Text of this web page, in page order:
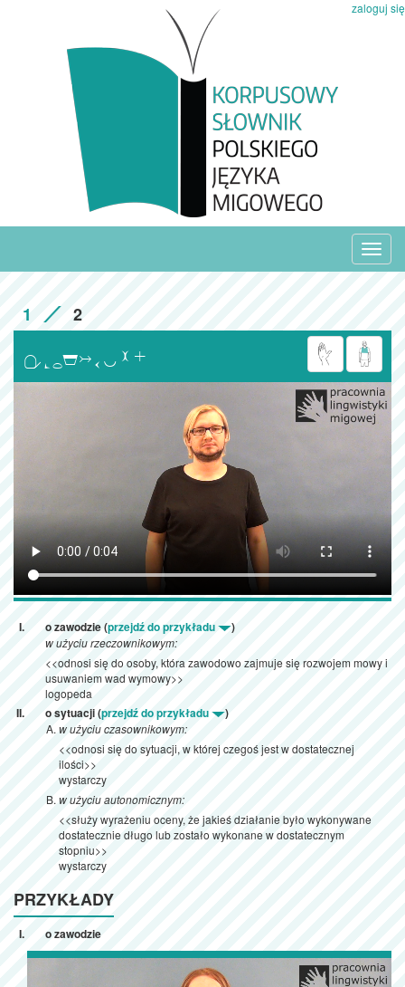
zaloguj się
1 2

o zawodzie (przejdź do przykładu )
w użyciu rzeczownikowym:
<<odnosi się do osoby, która zawodowo zajmuje się rozwojem mowy i
usuwaniem wad wymowy>>
logopeda
o sytuacji (przejdź do przykładu )
w użyciu czasownikowym:
<<odnosi się do sytuacji, w której czegoś jest w dostatecznej
ilości>>
wystarczy
w użyciu autonomicznym:
<<służy wyrażeniu oceny, że jakieś działanie było wykonywane
dostatecznie długo lub zostało wykonane w dostatecznym
stopniu>>
wystarczy
PRZYKŁADY
o zawodzie